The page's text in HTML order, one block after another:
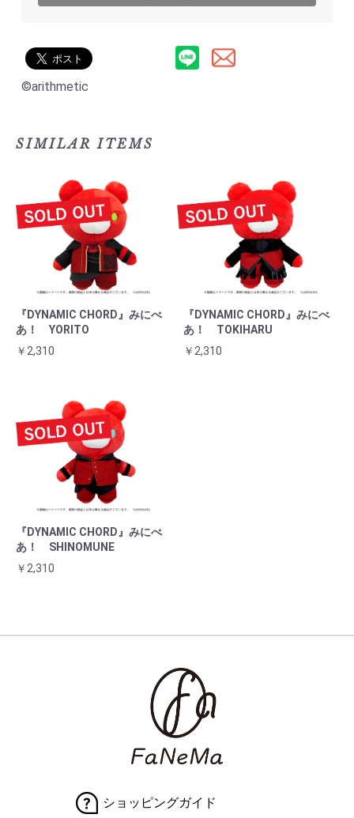
©arithmetic
SIMILAR ITEMS
『DYNAMIC CHORD』みにべ
あ！ YORITO
￥2,310
『DYNAMIC CHORD』みにべ
あ！ TOKIHARU
￥2,310
『DYNAMIC CHORD』みにべ
あ！ SHINOMUNE
￥2,310
ショッピングガイド